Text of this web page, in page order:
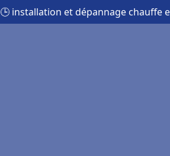
🕒 installation et dépannage chauffe